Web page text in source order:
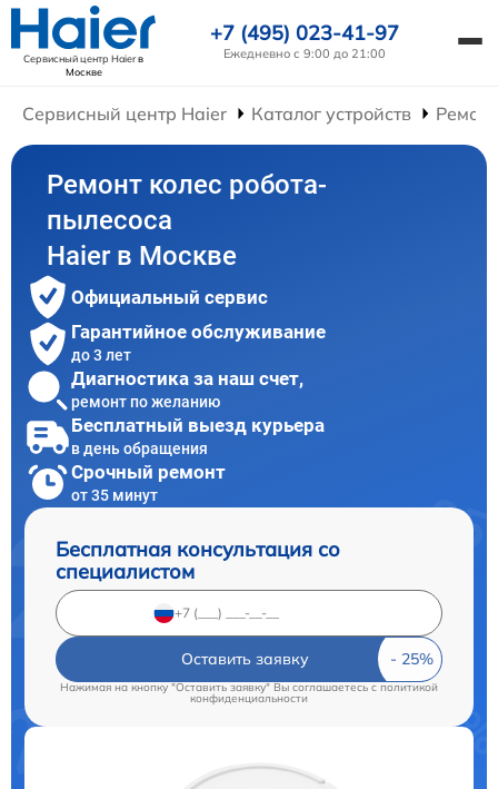
Сервисный центр Haierв
Москве
+7 (495) 023-41-97
Ежедневно с 9:00 до 21:00
Сервисный центр Haier Каталог устройств
Ремонт колес робота-
пылесоса
Haier в Москве
Официальный сервис
Гарантийное обслуживание
до 3 лет
Диагностика за наш счет,
ремонт по желанию
Бесплатный выезд курьера
в день обращения
Срочный ремонт
от 35 минут
Бесплатная консультация со
специалистом
Оставить заявку
Нажимая на кнопку "Оставить заявку" Вы соглашаетесь cполитикой
конфиденциальности